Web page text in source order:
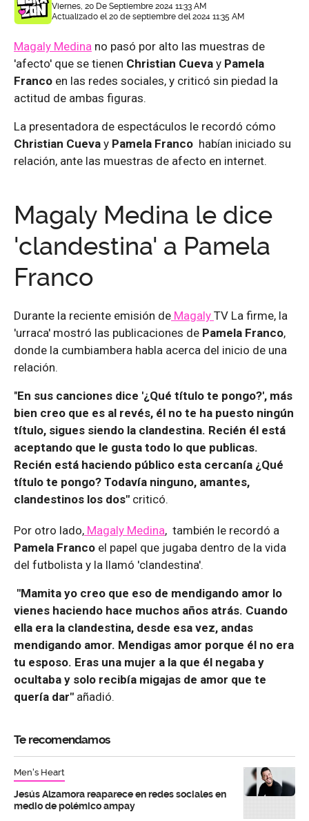
Viernes, 20 De Septiembre 2024 11:33 AM
Actualizado el 20 de septiembre del 2024 11:35 AM
Magaly Medina no pasó por alto las muestras de
'afecto' que se tienen Christian Cueva y Pamela
Franco en las redes sociales, y criticó sin piedad la
actitud de ambas figuras.
La presentadora de espectáculos le recordó cómo
Christian Cueva y Pamela Franco habían iniciado su
relación, ante las muestras de afecto en internet.
Magaly Medina le dice
'clandestina' a Pamela
Franco
Durante la reciente emisión de Magaly TV La firme, la
'urraca' mostró las publicaciones de Pamela Franco,
donde la cumbiambera habla acerca del inicio de una
relación.
"En sus canciones dice '¿Qué título te pongo?', más
bien creo que es al revés, él no te ha puesto ningún
título, sigues siendo la clandestina. Recién él está
aceptando que le gusta todo lo que publicas.
Recién está haciendo público esta cercanía ¿Qué
título te pongo? Todavía ninguno, amantes,
clandestinos los dos" criticó.
Por otro lado, Magaly Medina, también le recordó a
Pamela Franco el papel que jugaba dentro de la vida
del futbolista y la llamó 'clandestina'.
"Mamita yo creo que eso de mendigando amor lo
vienes haciendo hace muchos años atrás. Cuando
ella era la clandestina, desde esa vez, andas
mendigando amor. Mendigas amor porque él no era
tu esposo. Eras una mujer a la que él negaba y
ocultaba y solo recibía migajas de amor que te
quería dar" añadió.
Te recomendamos
Men's Heart
Jesús Alzamora reaparece en redes sociales en
medio de polémico ampay